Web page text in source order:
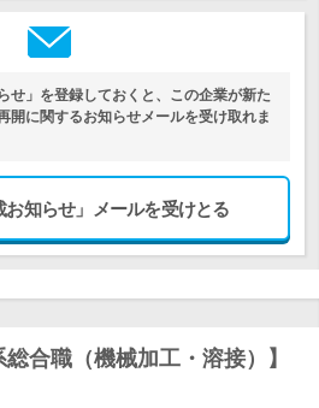
せ」を登録しておくと、この企業が新た
開に関するお知らせメールを受け取れま
お知らせ」メールを受けとる
合職（機械加工・溶接）】